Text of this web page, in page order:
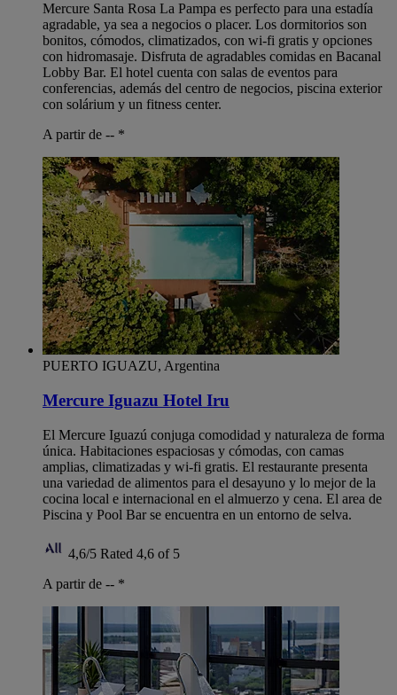
Mercure Santa Rosa La Pampa es perfecto para una estadía
agradable, ya sea a negocios o placer. Los dormitorios son
bonitos, cómodos, climatizados, con wi-fi gratis y opciones
con hidromasaje. Disfruta de agradables comidas en Bacanal
Lobby Bar. El hotel cuenta con salas de eventos para
conferencias, además del centro de negocios, piscina exterior
con solárium y un fitness center.
A partir de -- *
PUERTO IGUAZU, Argentina
Mercure Iguazu Hotel Iru
El Mercure Iguazú conjuga comodidad y naturaleza de forma
única. Habitaciones espaciosas y cómodas, con camas
amplias, climatizadas y wi-fi gratis. El restaurante presenta
una variedad de alimentos para el desayuno y lo mejor de la
cocina local e internacional en el almuerzo y cena. El area de
Piscina y Pool Bar se encuentra en un entorno de selva.
4,6/5 Rated 4,6 of 5
A partir de -- *